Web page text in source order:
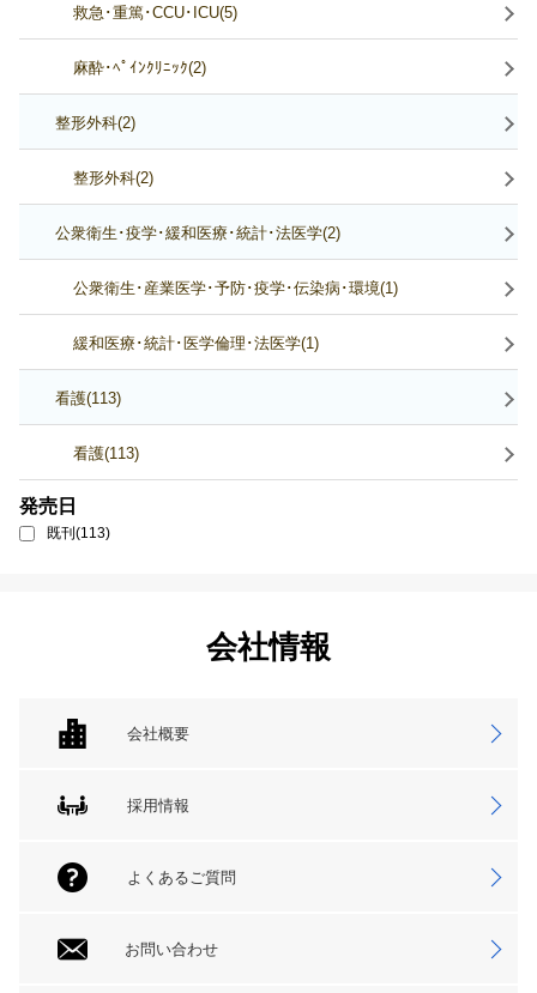
救急･重篤･CCU･ICU(5)
麻酔･ﾍﾟｲﾝｸﾘﾆｯｸ(2)
整形外科(2)
整形外科(2)
公衆衛生･疫学･緩和医療･統計･法医学(2)
公衆衛生･産業医学･予防･疫学･伝染病･環境(1)
緩和医療･統計･医学倫理･法医学(1)
看護(113)
看護(113)
発売日
既刊(113)
会社情報
会社概要
採用情報
よくあるご質問
お問い合わせ